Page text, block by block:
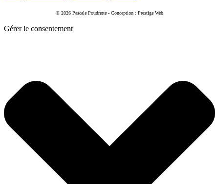
© 2026 Pascale Poudrette - Conception : Prestige Web
Gérer le consentement